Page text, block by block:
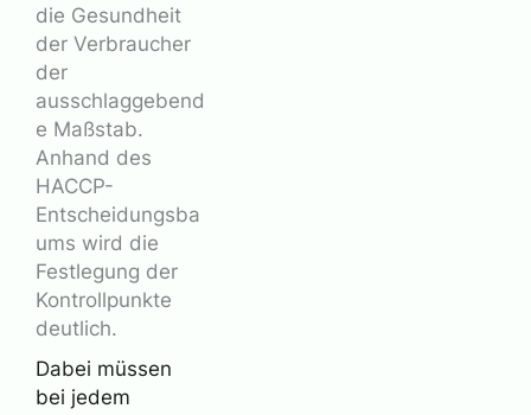
die Gesundheit
der Verbraucher
der
ausschlaggebend
e Maßstab.
Anhand des
HACCP-
Entscheidungsba
ums wird die
Festlegung der
Kontrollpunkte
deutlich.
Dabei müssen
bei jedem